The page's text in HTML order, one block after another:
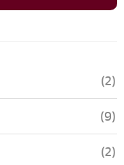
(2)
(9)
(2)